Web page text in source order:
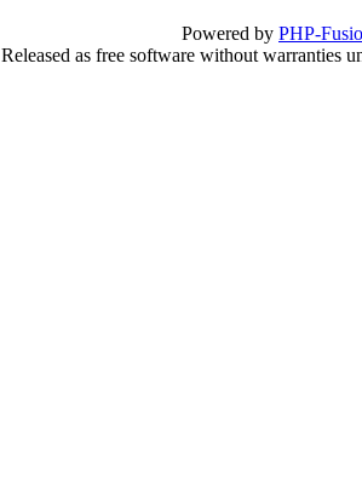
Powered by PHP-
Released as free software without warranties